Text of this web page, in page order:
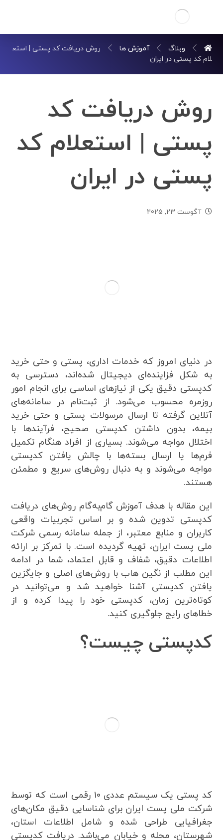
وبلاگ آموزش ها
روش دریافت کد پستی | استع
لام کد پستی در ایران
روش دریافت کد
پستی | استعلام کد
پستی در ایران
آگوست 23, 2025
در دنیای امروز که خدمات اداری، پستی و حتی خرید
به شکل فزاینده‌ای دیجیتال شده‌اند، دسترسی به
کدپستی دقیق یکی از نیازهای اساسی برای انجام امور
روزمره محسوب می‌شود. از ثبت‌نام در سامانه‌های
آنلاین گرفته تا ارسال مرسولات پستی و حتی خرید
بیمه، بدون داشتن کد‌پستی صحیح، فرآیندها با
اختلال مواجه می‌شوند. بسیاری از افراد هنگام تکمیل
فرم‌ها یا ارسال بسته‌ها با چالش یافتن کدپستی
مواجه می‌شوند و به دنبال روش‌های سریع و مطمئن
هستند.
این مقاله با هدف آموزش گام‌به‌گام روش‌های دریافت
کدپستی تدوین شده و بر اساس تجربیات واقعی
کاربران و منابع معتبر، از جمله سامانه رسمی شرکت
ملی پست ایران، تهیه گردیده است. با تمرکز بر ارائه
اطلاعات دقیق، شفاف و قابل اعتماد، شما در ادامه
این مطلب از نگین هاب با روش‌های اصلی و جایگزین
یافتن کدپستی آشنا خواهید شد و می‌توانید در
کوتاه‌ترین زمان، کدپستی خود را پیدا کرده و از
خطاهای رایج جلوگیری کنید.
کدپستی چیست؟
کد پستی یک سیستم عددی ۱۰ رقمی است که توسط
شرکت ملی پست ایران برای شناسایی دقیق مکان‌های
جغرافیایی طراحی شده و شامل اطلاعات استان،
شهرستان، محله و خیابان می‌باشد. دریافت کدپستی